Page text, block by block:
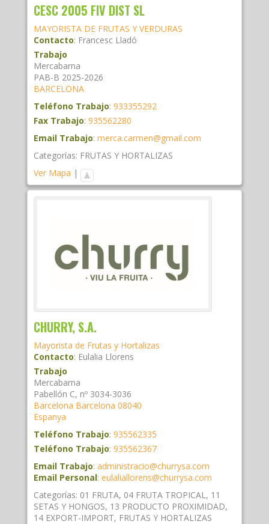
CESC 2005 FIV DIST SL
MAYORISTA DE FRUTAS Y VERDURAS
Contacto: Francesc Lladó
Trabajo
Mercabarna
PAB-B 2025-2026
BARCELONA
Teléfono Trabajo: 933355292
Fax Trabajo: 935562280
Email Trabajo: merca.carmen@gmail.com
Categorías: FRUTAS Y HORTALIZAS
Ver Mapa |
CHURRY, S.A.
Mayorista de Frutas y Hortalizas
Contacto: Eulalia Llorens
Trabajo
Mercabarna
Pabellón C, nº 3034-3036
Barcelona Barcelona 08040
Espanya
Teléfono Trabajo: 935562335
Teléfono Trabajo: 935562367
Email Trabajo: administracio@churrysa.com
Email Personal: eulaliallorens@churrysa.com
Categorías: 01 FRUTA, 04 FRUTA TROPICAL , 11
SETAS Y HONGOS, 13 PRODUCTO PROXIMIDAD,
14 EXPORT-IMPORT, FRUTAS Y HORTALIZAS